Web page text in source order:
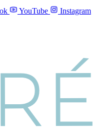
YouTube
Instagram